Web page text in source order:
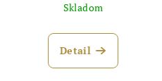
Skladom
Detail